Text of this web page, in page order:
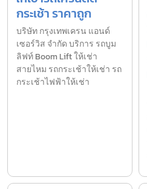
กระเช้า ราคาถูก
บริษัท กรุงเทพเครน แอนด์
เซอร์วิส จำกัด บริการ รถบูม
ลิฟท์ Boom Lift ให้เช่า
สายไหม รถกระเช้าให้เช่า รถ
กระเช้าไฟฟ้าให้เช่า